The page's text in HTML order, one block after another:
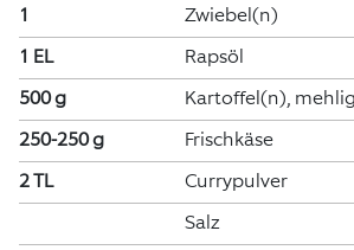
1
Zwiebel(n)
1 EL
Rapsöl
500 g
Kartoffel(n),
250-250 g
Frischkäse
2 TL
Currypulver
Salz